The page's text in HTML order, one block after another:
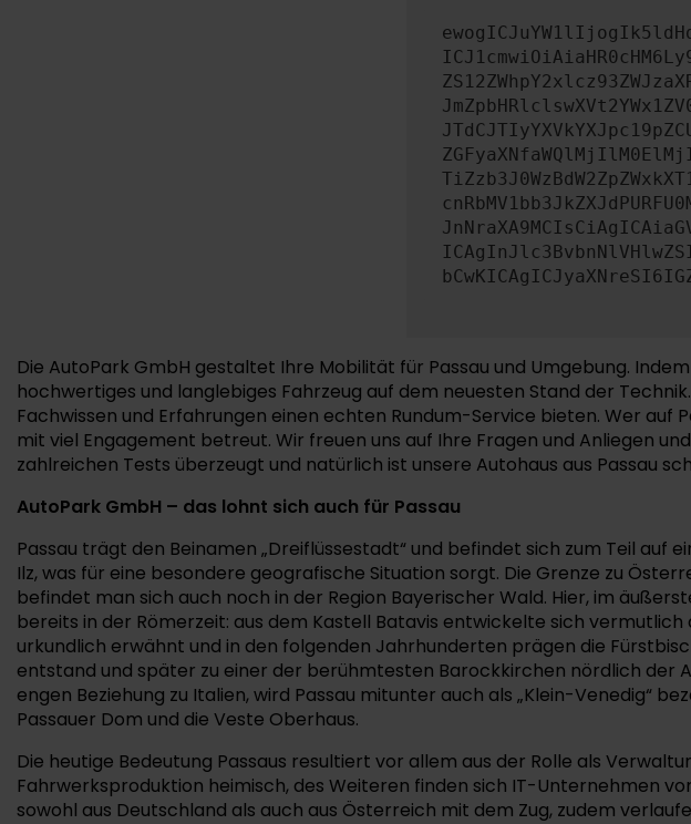
Die AutoPark GmbH gestaltet Ihre Mobilität für Passau und Umgebung.
hochwertiges und langlebiges Fahrzeug auf dem neuesten Stand der
Fachwissen und Erfahrungen einen echten Rundum-Service bieten. Wer
mit viel Engagement betreut. Wir freuen uns auf Ihre Fragen und Anliegen
zahlreichen Tests überzeugt und natürlich ist unsere Autohaus aus Passau
AutoPark GmbH – das lohnt sich auch für Passau
Passau trägt den Beinamen „Dreiflüssestadt“ und befindet sich zum Teil auf
Ilz, was für eine besondere geografische Situation sorgt. Die Grenze zu
befindet man sich auch noch in der Region Bayerischer Wald. Hier, im
bereits in der Römerzeit: aus dem Kastell Batavis entwickelte sich
urkundlich erwähnt und in den folgenden Jahrhunderten prägen die
entstand und später zu einer der berühmtesten Barockkirchen nördlich der
engen Beziehung zu Italien, wird Passau mitunter auch als „Klein-Venedig“
Passauer Dom und die Veste Oberhaus.
Die heutige Bedeutung Passaus resultiert vor allem aus der Rolle als
Fahrwerksproduktion heimisch, des Weiteren finden sich IT-Unternehmen
sowohl aus Deutschland als auch aus Österreich mit dem Zug, zudem